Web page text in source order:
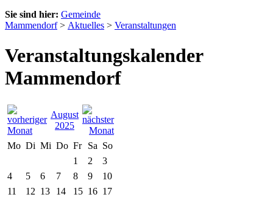
Sie sind hier: Gemeinde
Mammendorf> Aktuelles > Veranstaltungen
Veranstaltungskalender
Mammendorf
August
2025
Mo Di Mi Do Fr Sa So
1
2
3
4
5 6 7 8 9
10
11
12 13 14 15 16 17